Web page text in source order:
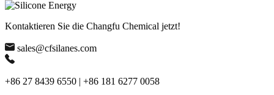
Kontaktieren Sie die Changfu Chemical jetzt!
sales@cfsilanes.com
+86 27 8439 6550 | +86 181 6277 0058